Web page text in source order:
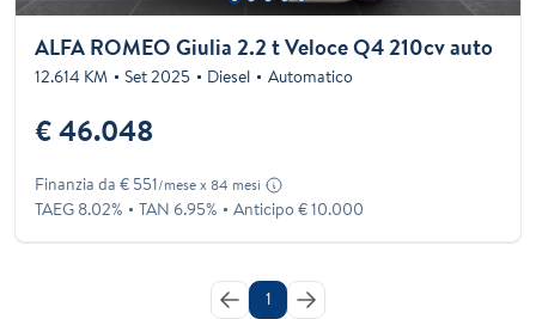
ALFA ROMEO Giulia 2.2 t Veloce Q4 210cv auto
12.614 KM Set 2025 Diesel Automatico
€ 46.048
Finanzia da € 551/mese x 84 mesi
TAEG 8.02% TAN 6.95% Anticipo € 10.000
1